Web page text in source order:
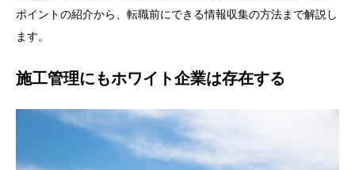
ポイントの紹介から、転職前にできる情報収集の方法まで解説し
ます。
施工管理にもホワイト企業は存在する